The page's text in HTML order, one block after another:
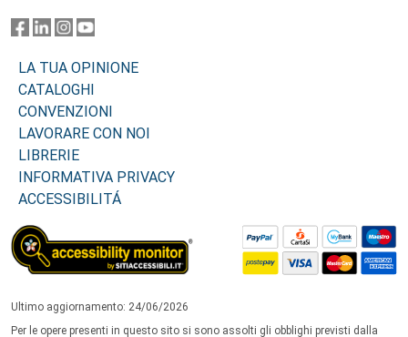
LA TUA OPINIONE
CATALOGHI
CONVENZIONI
LAVORARE CON NOI
LIBRERIE
INFORMATIVA PRIVACY
ACCESSIBILITÁ
Ultimo aggiornamento: 24/06/2026
Per le opere presenti in questo sito si sono assolti gli obblighi previsti dalla